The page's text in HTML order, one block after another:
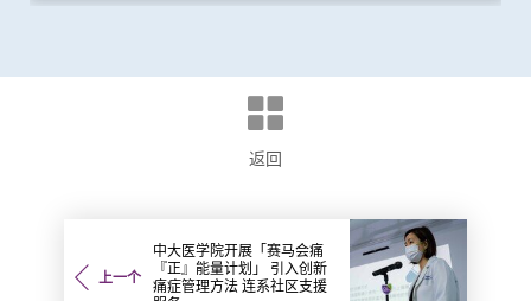
返回
上一个
中大医学院开展「赛马会痛
『正』能量计划」 引入创新
痛症管理方法 连系社区支援